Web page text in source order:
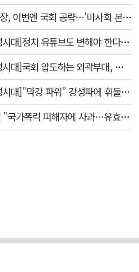
김병삼 경북 영천시장, 이번엔 국회 공략…'마사회 본사 이전·광역교통망 확충' 요청
[정치 외곽부대 전성시대]정치 유튜브도 변해야 한다 "화합과 존중"
[정치 외곽부대 전성시대]국회 압도하는 외곽부대, 목소리 왜 커지나?
[정치 외곽부대 전성시대]"막강 파워" 강성파에 휘둘리는 여야 …"이슈 메이킹" 커지는 변방의 북소리
고개 숙인 李대통령 "국가폭력 피해자에 사과…유효기간 없는 책임"